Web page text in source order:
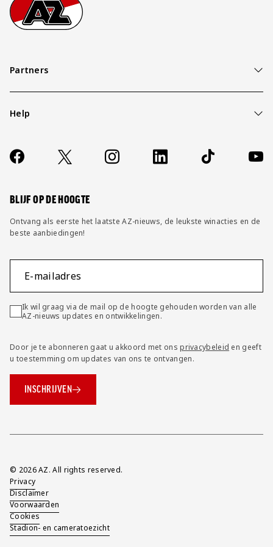
Partners
Help
Contact
FAQ
Socials
https://www.facebook.com/AZAlkmaar
X Instagram LinkedIn TikTok
BLIJF OP DE HOOGTE
Ontvang als eerste het laatste AZ-nieuws, de leukste winacties en de
beste aanbiedingen!
E-mailadres
Ik wil graag via de mail op de hoogte gehouden worden van alle
AZ-nieuws updates en ontwikkelingen.
Door je te abonneren gaat u akkoord met onsprivacybeleid en geeft
u toestemming om updates van ons te ontvangen.
INSCHRIJVEN
Overig
© 2026 AZ. All rights reserved.
Privacy
Disclaimer
Voorwaarden
Cookies
Stadion- en cameratoezicht